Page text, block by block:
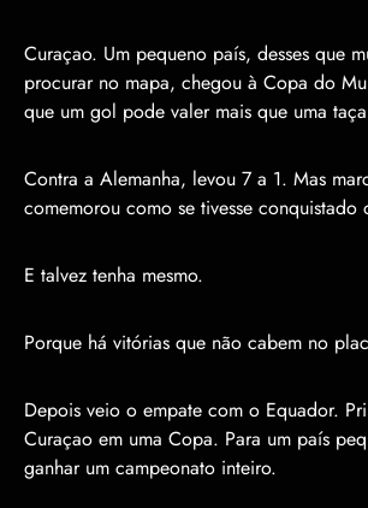
Curaçao. Um pequeno país, desses que
procurar no mapa, chegou à Copa do
que um gol pode valer mais que uma
Contra a Alemanha, levou 7 a 1. Mas
comemorou como se tivesse conquistado
E talvez tenha mesmo.
Porque há vitórias que não cabem no
Depois veio o empate com o Equador.
Curaçao em uma Copa. Para um país
ganhar um campeonato inteiro.